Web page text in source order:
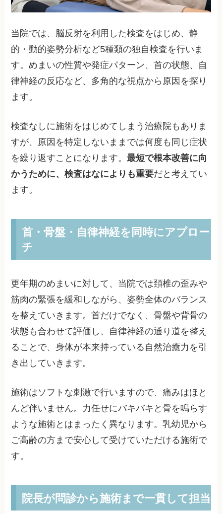
当院では、脳反射を利用した検査をはじめ、静
的・動的姿勢分析など5種類の独自検査を行いま
す。めまいの性質や発症パターン、首の状態、自
律神経の反応など、多角的な視点から原因を探り
ます。
検査なしに施術をはじめてしまう治療院もありま
すが、原因を特定しないままでは何度も同じ症状
を繰り返すことになります。最短で根本改善に向
かうために、検査はなによりも重要だと考えてい
ます。
首・骨盤・自律神経を同時にアプロー
チ
更年期のめまいに対して、当院では頚椎の歪みや
筋肉の緊張を緩和しながら、姿勢全体のバランス
を整えていきます。首だけでなく、骨盤や背骨の
状態も合わせて評価し、自律神経の通り道を整え
ることで、身体が本来持っている自然治癒力を引
き出していきます。
施術はソフトな刺激で行いますので、痛みはほと
んど伴いません。力任せにバキバキと骨を鳴らす
ような施術とはまったく異なります。乳幼児から
ご高齢の方まで安心して受けていただける施術で
す。
院長が問診から施術まで一貫して担当